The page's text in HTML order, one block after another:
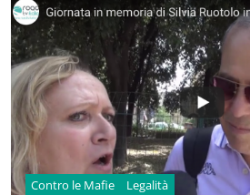
Contro le Mafie Legalità